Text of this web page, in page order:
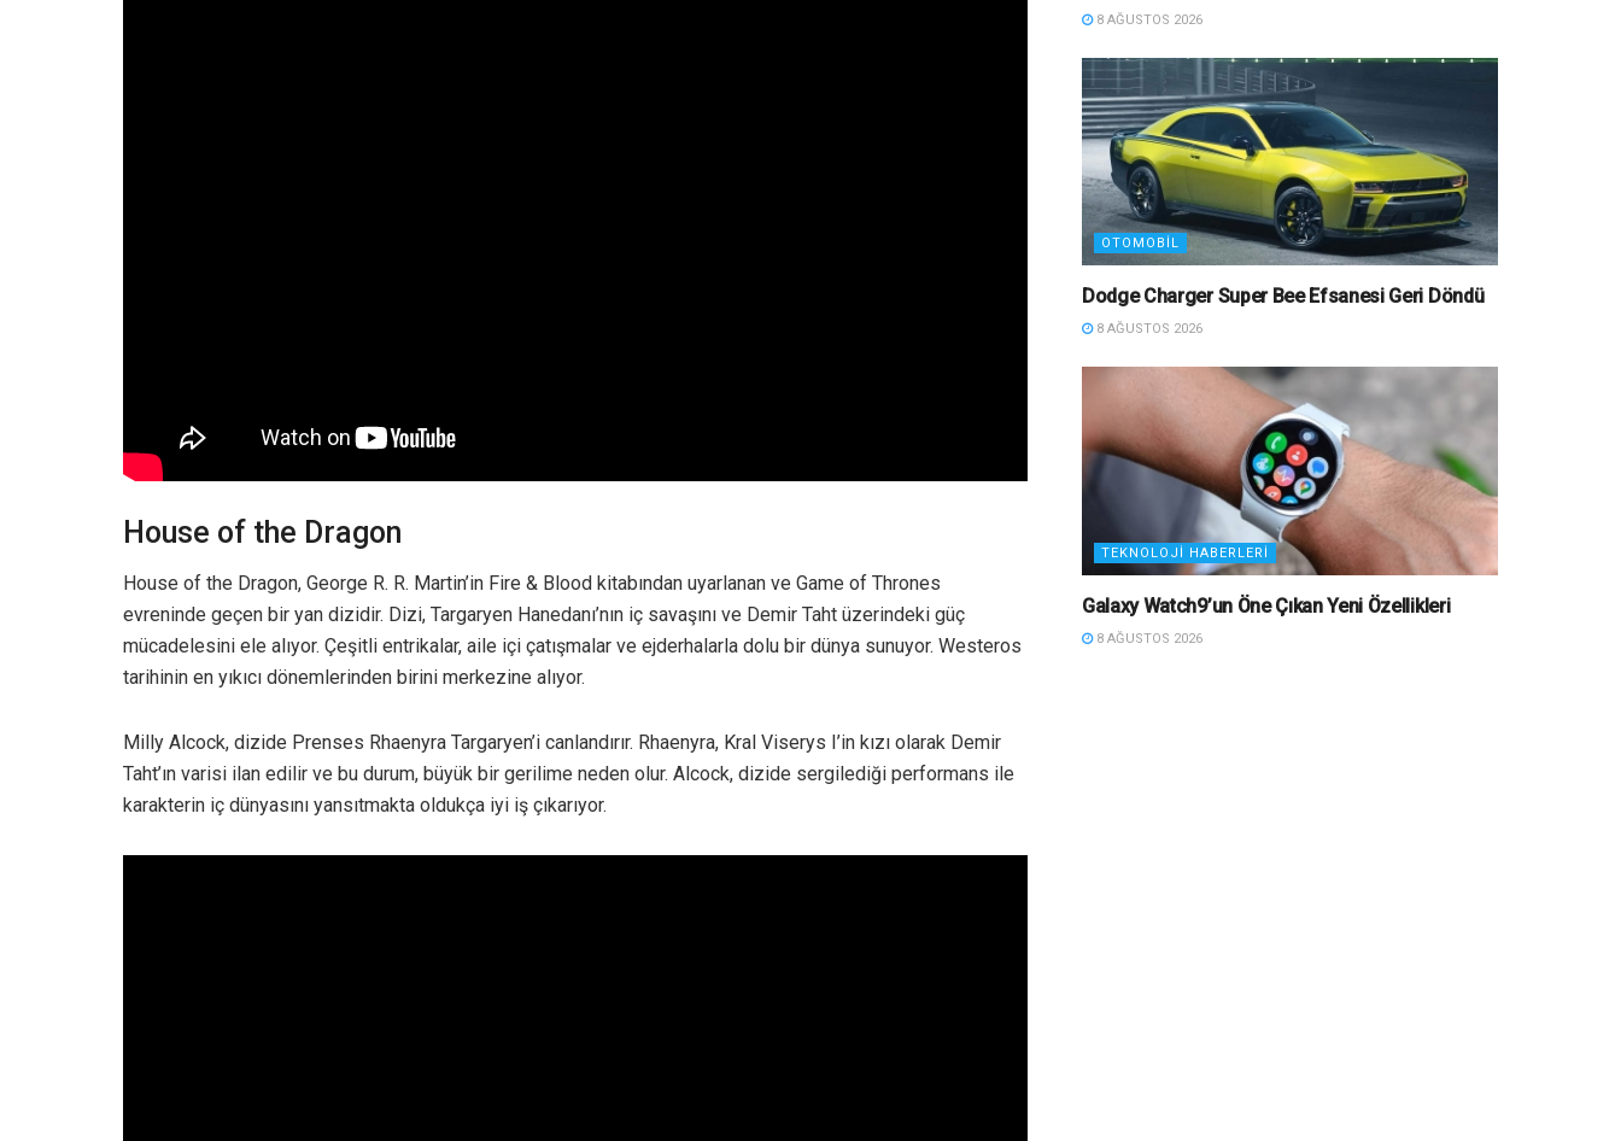
House of the Dragon
House of the Dragon, George R. R. Martin’in Fire & Blood kitabından uyarlanan ve Game of Thrones
evreninde geçen bir yan dizidir. Dizi, Targaryen Hanedanı’nın iç savaşını ve Demir Taht üzerindeki güç
mücadelesini ele alıyor. Çeşitli entrikalar, aile içi çatışmalar ve ejderhalarla dolu bir dünya sunuyor. Westeros
tarihinin en yıkıcı dönemlerinden birini merkezine alıyor.
Milly Alcock, dizide Prenses Rhaenyra Targaryen’i canlandırır. Rhaenyra, Kral Viserys I’in kızı olarak Demir
Taht’ın varisi ilan edilir ve bu durum, büyük bir gerilime neden olur. Alcock, dizide sergilediği performans ile
karakterin iç dünyasını yansıtmakta oldukça iyi iş çıkarıyor.
8 AĞUSTOS 2026
OTOMOBIL
Dodge Charger Super Bee Efsanesi Geri Döndü
8 AĞUSTOS 2026
TEKNOLOJI HABERLERI
Galaxy Watch9’un Öne Çıkan Yeni Özellikleri
8 AĞUSTOS 2026